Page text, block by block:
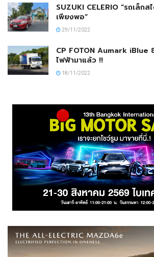
SUZUKI CELERIO “รถเล็ก
เพียงพอ”
29/11/2022
CP FOTON Aumark iBlue
ไฟฟ้ามาแล้ว !!
18/11/2022